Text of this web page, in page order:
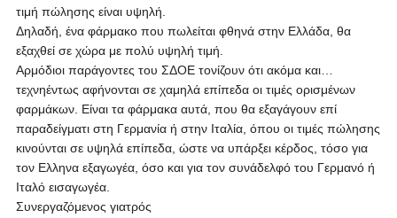
τιμή πώλησης είναι υψηλή.
Δηλαδή, ένα φάρμακο που πωλείται φθηνά στην Ελλάδα, θα
εξαχθεί σε χώρα με πολύ υψηλή τιμή.
Αρμόδιοι παράγοντες του ΣΔΟΕ τονίζουν ότι ακόμα και…
τεχνηέντως αφήνονται σε χαμηλά επίπεδα οι τιμές ορισμένων
φαρμάκων. Είναι τα φάρμακα αυτά, που θα εξαγάγουν επί
παραδείγματι στη Γερμανία ή στην Ιταλία, όπου οι τιμές πώλησης
κινούνται σε υψηλά επίπεδα, ώστε να υπάρξει κέρδος, τόσο για
τον Ελληνα εξαγωγέα, όσο και για τον συνάδελφό του Γερμανό ή
Ιταλό εισαγωγέα.
Συνεργαζόμενος γιατρός